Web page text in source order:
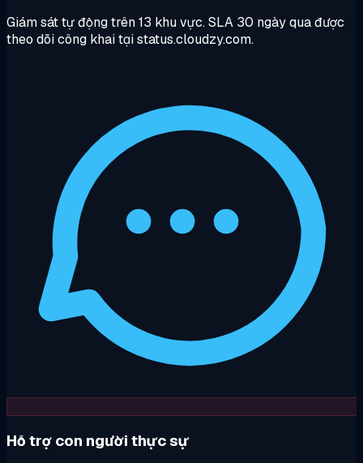
Giám sát tự động trên 13 khu vực. SLA 30 ngày qua được
theo dõi công khai tại status.cloudzy.com.
Hỗ trợ con người thực sự